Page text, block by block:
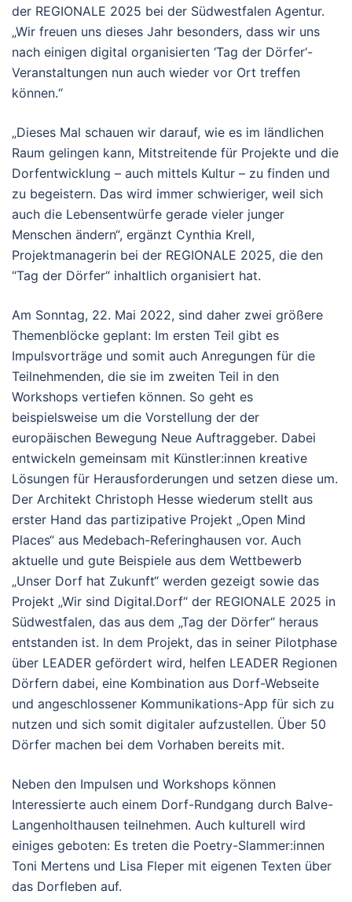
der REGIONALE 2025 bei der Südwestfalen Agentur.
„Wir freuen uns dieses Jahr besonders, dass wir uns
nach einigen digital organisierten ‘Tag der Dörfer‘-
Veranstaltungen nun auch wieder vor Ort treffen
können.“
„Dieses Mal schauen wir darauf, wie es im ländlichen
Raum gelingen kann, Mitstreitende für Projekte und die
Dorfentwicklung – auch mittels Kultur – zu finden und
zu begeistern. Das wird immer schwieriger, weil sich
auch die Lebensentwürfe gerade vieler junger
Menschen ändern“, ergänzt Cynthia Krell,
Projektmanagerin bei der REGIONALE 2025, die den
“Tag der Dörfer“ inhaltlich organisiert hat.
Am Sonntag, 22. Mai 2022, sind daher zwei größere
Themenblöcke geplant: Im ersten Teil gibt es
Impulsvorträge und somit auch Anregungen für die
Teilnehmenden, die sie im zweiten Teil in den
Workshops vertiefen können. So geht es
beispielsweise um die Vorstellung der der
europäischen Bewegung Neue Auftraggeber. Dabei
entwickeln gemeinsam mit Künstler:innen kreative
Lösungen für Herausforderungen und setzen diese um.
Der Architekt Christoph Hesse wiederum stellt aus
erster Hand das partizipative Projekt „Open Mind
Places“ aus Medebach-Referinghausen vor. Auch
aktuelle und gute Beispiele aus dem Wettbewerb
„Unser Dorf hat Zukunft“ werden gezeigt sowie das
Projekt „Wir sind Digital.Dorf“ der REGIONALE 2025 in
Südwestfalen, das aus dem „Tag der Dörfer“ heraus
entstanden ist. In dem Projekt, das in seiner Pilotphase
über LEADER gefördert wird, helfen LEADER Regionen
Dörfern dabei, eine Kombination aus Dorf-Webseite
und angeschlossener Kommunikations-App für sich zu
nutzen und sich somit digitaler aufzustellen. Über 50
Dörfer machen bei dem Vorhaben bereits mit.
Neben den Impulsen und Workshops können
Interessierte auch einem Dorf-Rundgang durch Balve-
Langenholthausen teilnehmen. Auch kulturell wird
einiges geboten: Es treten die Poetry-Slammer:innen
Toni Mertens und Lisa Fleper mit eigenen Texten über
das Dorfleben auf.